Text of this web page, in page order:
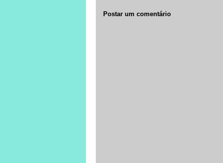
Postar um comentário